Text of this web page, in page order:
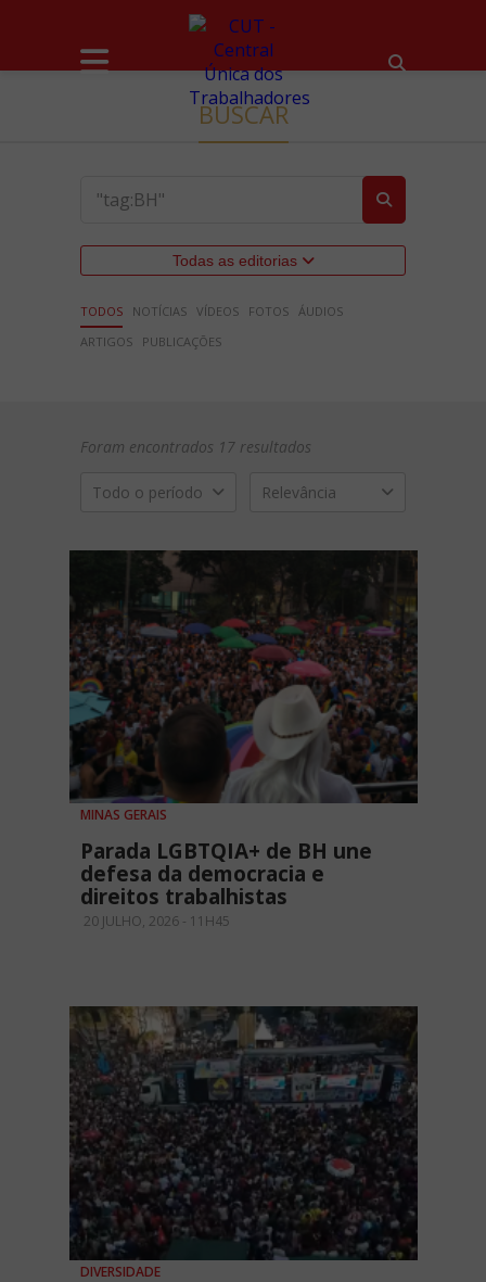
BUSCAR
Todas as editorias
TODOS NOTÍCIAS VÍDEOS FOTOS ÁUDIOS
ARTIGOS
PUBLICAÇÕES
Foram encontrados 17 resultados
Todo o período Relevância
MINAS GERAIS
Parada LGBTQIA+ de BH une
defesa da democracia e
direitos trabalhistas
20 JULHO, 2026 - 11H45
DIVERSIDADE